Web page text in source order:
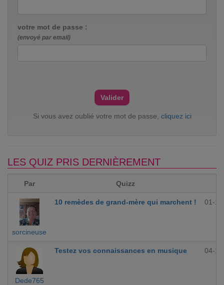
votre mot de passe :
(envoyé par email)
Si vous avez oublié votre mot de passe, cliquez ici
LES QUIZ PRIS DERNIÈREMENT
Par Quizz
sorcineuse
10 remèdes de grand-mère qui marchent ! 01-
Dede765
Testez vos connaissances en musique 04-